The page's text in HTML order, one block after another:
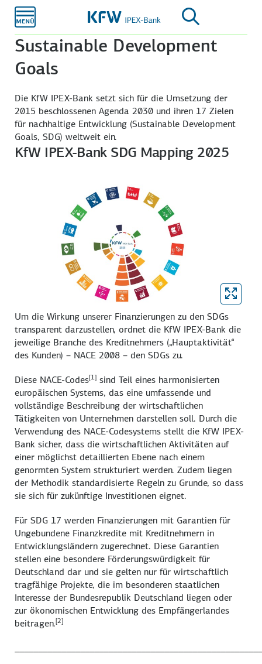
Hauptinhalt
Sustainable Development
Goals
Die KfW IPEX-Bank setzt sich für die Umsetzung der
2015 beschlossenen Agenda 2030 und ihren 17 Zielen
für nachhaltige Entwicklung (Sustainable Development
Goals, SDG) weltweit ein.
KfW IPEX-Bank SDG Mapping 2025
Um die Wirkung unserer Finanzierungen zu den SDGs
transparent darzustellen, ordnet die KfW IPEX-Bank die
jeweilige Branche des Kreditnehmers („Hauptaktivität“
des Kunden) – NACE 2008 – den SDGs zu.
Diese NACE-Codes[1] sind Teil eines harmonisierten
europäischen Systems, das eine umfassende und
vollständige Beschreibung der wirtschaftlichen
Tätigkeiten von Unternehmen darstellen soll. Durch die
Verwendung des NACE-Codesystems stellt die KfW IPEX-
Bank sicher, dass die wirtschaftlichen Aktivitäten auf
einer möglichst detaillierten Ebene nach einem
genormten System strukturiert werden. Zudem liegen
der Methodik standardisierte Regeln zu Grunde, so dass
sie sich für zukünftige Investitionen eignet.
Für SDG 17 werden Finanzierungen mit Garantien für
Ungebundene Finanzkredite mit Kreditnehmern in
Entwicklungsländern zugerechnet. Diese Garantien
stellen eine besondere Förderungswürdigkeit für
Deutschland dar und sie gelten nur für wirtschaftlich
tragfähige Projekte, die im besonderen staatlichen
Interesse der Bundesrepublik Deutschland liegen oder
zur ökonomischen Entwicklung des Empfängerlandes
beitragen.[2]